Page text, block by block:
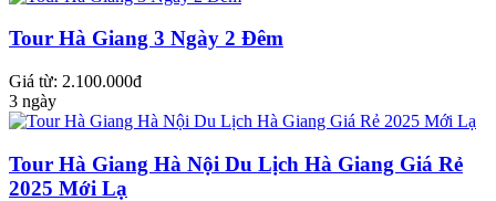
Tour Hà Giang 3 Ngày 2 Đêm
Giá từ: 2.100.000đ
3 ngày
Tour Hà Giang Hà Nội Du Lịch Hà Giang Giá Rẻ
2025 Mới Lạ